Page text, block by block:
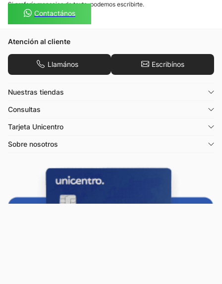
Si preferís mensajes de texto, podemos escribirte.
Contactános
Atención al cliente
Llamános Escribínos
Nuestras tiendas
Consultas
Tarjeta Unicentro
Sobre nosotros